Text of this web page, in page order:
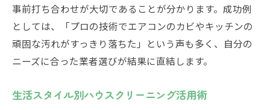
満足度が高いハウスクリーニングの選び方
実際の利用体験が選択のヒントに
ハウスクリーニング利用者のリアルな声
SNSで広がるハウスクリーニング活用事例
エアコン掃除や水回りもプロに依頼すべき理由
事前打ち合わせが大切であることが分かります。成功例
としては、「プロの技術でエアコンのカビやキッチンの
頑固な汚れがすっきり落ちた」という声も多く、自分の
ニーズに合った業者選びが結果に直結します。
生活スタイル別ハウスクリーニング活用術